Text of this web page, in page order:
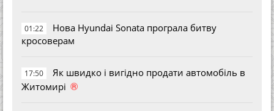
01:22
Нова Hyundai Sonata програла битву
кросоверам
17:50
Як швидко і вигідно продати автомобіль в
Житомирі ®